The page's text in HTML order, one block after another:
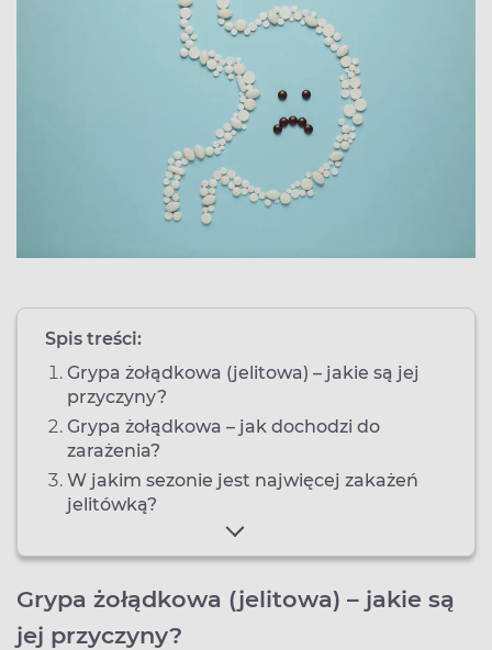
Spis treści:
Grypa żołądkowa (jelitowa) – jakie są jej
przyczyny?
Grypa żołądkowa – jak dochodzi do
zarażenia?
W jakim sezonie jest najwięcej zakażeń
jelitówką?
Grypa żołądkowa (jelitowa) – jakie są
jej przyczyny?